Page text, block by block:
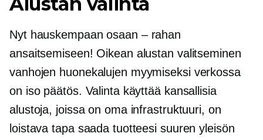
Nyt hauskempaan osaan – rahan
ansaitsemiseen! Oikean alustan valitseminen
vanhojen huonekalujen myymiseksi verkossa
on iso päätös. Valinta käyttää kansallisia
alustoja, joissa on oma infrastruktuuri, on
loistava tapa saada tuotteesi suuren yleisön